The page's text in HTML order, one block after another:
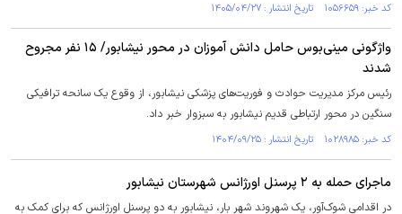
کد خبر: ۱۰۵۶۶۵۹ تاریخ انتشار : ۱۴۰۵/۰۴/۲۷
واژگونی مینی‌بوس حامل دانش آموزان در محور نیشابور/ ۱۵ نفر مجروح
شدند
رئیس مرکز مدیریت حوادث و فوریت‌های پزشکی نیشابور، از وقوع یک سانحه ترافیکی
سنگین در محور ارتباطی قدیم نیشابور به سبزوار خبر داد.
کد خبر: ۱۰۲۸۹۸۵ تاریخ انتشار : ۱۴۰۴/۰۹/۲۵
ماجرای حمله به ۲ پرسنل اورژانس شهرستان نیشابور
در اقدامی شوک‌آور، یک شهروند شهر بار، نیشابور به دو پرسنل اورژانس که برای کمک به